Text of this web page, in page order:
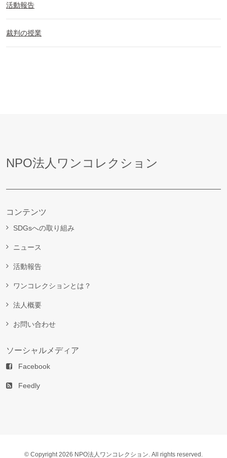
活動報告
裁判の授業
NPO法人ワンコレクション
コンテンツ
SDGsへの取り組み
ニュース
活動報告
ワンコレクションとは？
法人概要
お問い合わせ
ソーシャルメディア
Facebook
Feedly
© Copyright 2026 NPO法人ワンコレクション. All rights reserved.